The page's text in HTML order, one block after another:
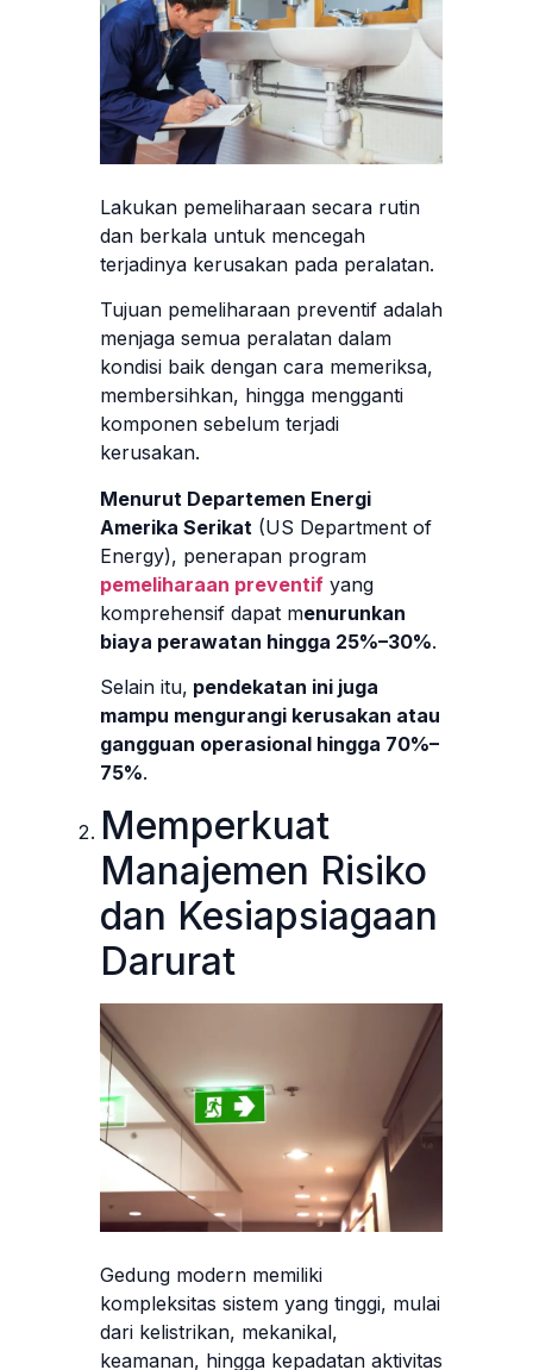
Lakukan pemeliharaan secara rutin
dan berkala untuk mencegah
terjadinya kerusakan pada peralatan.
Tujuan pemeliharaan preventif adalah
menjaga semua peralatan dalam
kondisi baik dengan cara memeriksa,
membersihkan, hingga mengganti
komponen sebelum terjadi
kerusakan.
Menurut Departemen Energi
Amerika Serikat (US Department of
Energy), penerapan program
pemeliharaan preventif yang
komprehensif dapat menurunkan
biaya perawatan hingga 25%–30%.
Selain itu, pendekatan ini juga
mampu mengurangi kerusakan atau
gangguan operasional hingga 70%–
75%.
Memperkuat
Manajemen Risiko
dan Kesiapsiagaan
Darurat
Gedung modern memiliki
kompleksitas sistem yang tinggi, mulai
dari kelistrikan, mekanikal,
keamanan, hingga kepadatan aktivitas